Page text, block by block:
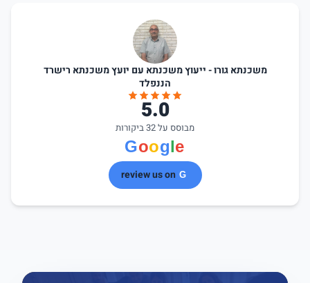
משכנתא גורו - ייעוץ משכנתא עם יועץ משכנתא רישרד
הננפלד
5.0
מבוסס על 32 ביקורות
review us on